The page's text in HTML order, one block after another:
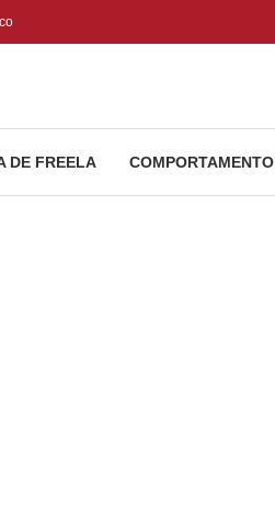
DE FREELA COMPORTAMENTO